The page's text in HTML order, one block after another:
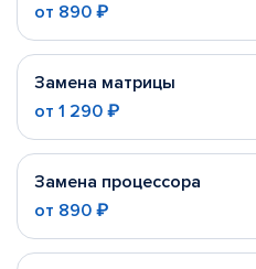
от 890 ₽
Замена матрицы
от 1 290 ₽
Замена процессора
от 890 ₽